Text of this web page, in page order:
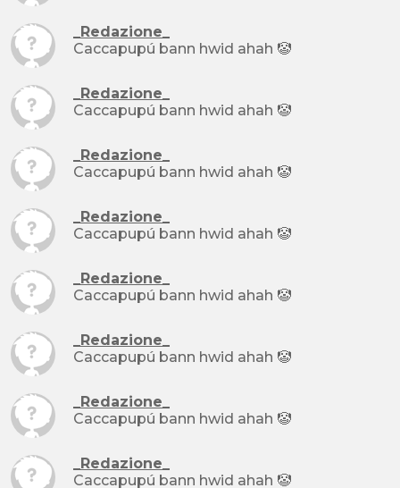
_Redazione_
Caccapupú bann hwid ahah 🤡
_Redazione_
Caccapupú bann hwid ahah 🤡
_Redazione_
Caccapupú bann hwid ahah 🤡
_Redazione_
Caccapupú bann hwid ahah 🤡
_Redazione_
Caccapupú bann hwid ahah 🤡
_Redazione_
Caccapupú bann hwid ahah 🤡
_Redazione_
Caccapupú bann hwid ahah 🤡
_Redazione_
Caccapupú bann hwid ahah 🤡